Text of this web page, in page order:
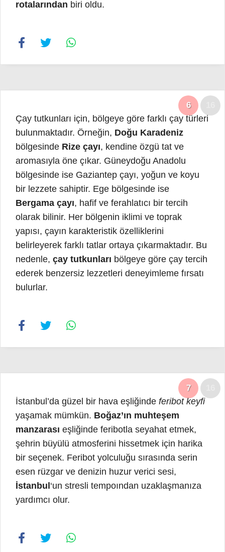
rotalarından biri oldu.
6
Çay tutkunları için, bölgeye göre farklı çay türleri
bulunmaktadır. Örneğin, Doğu Karadeniz
bölgesinde Rize çayı, kendine özgü tat ve
aromasıyla öne çıkar. Güneydoğu Anadolu
bölgesinde ise Gaziantep çayı, yoğun ve koyu
bir lezzete sahiptir. Ege bölgesinde ise
Bergama çayı, hafif ve ferahlatıcı bir tercih
olarak bilinir. Her bölgenin iklimi ve toprak
yapısı, çayın karakteristik özelliklerini
belirleyerek farklı tatlar ortaya çıkarmaktadır. Bu
nedenle, çay tutkunları bölgeye göre çay tercih
ederek benzersiz lezzetleri deneyimleme fırsatı
bulurlar.
7
İstanbul’da güzel bir hava eşliğinde feribot keyfi
yaşamak mümkün. Boğaz’ın muhteşem
manzarası eşliğinde feribotla seyahat etmek,
şehrin büyülü atmosferini hissetmek için harika
bir seçenek. Feribot yolculuğu sırasında serin
esen rüzgar ve denizin huzur verici sesi,
İstanbul‘un stresli tempoından uzaklaşmanıza
yardımcı olur.